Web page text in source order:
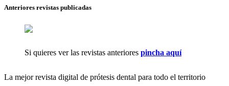
Anteriores revistas publicadas
Si quieres ver las revistas anteriores pincha aquí
La mejor revista digital de prótesis dental para todo el territorio